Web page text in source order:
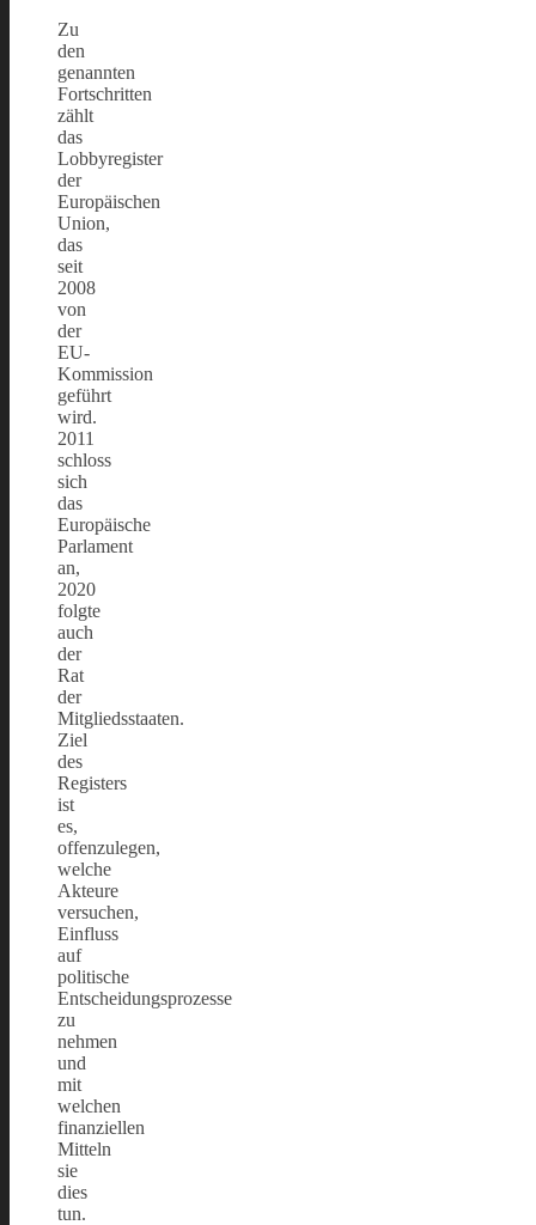
Zu
den
genannten
Fortschritten
zählt
das
Lobbyregister
der
Europäischen
Union,
das
seit
2008
von
der
EU-
Kommission
geführt
wird.
2011
schloss
sich
das
Europäische
Parlament
an,
2020
folgte
auch
der
Rat
der
Mitgliedsstaaten.
Ziel
des
Registers
ist
es,
offenzulegen,
welche
Akteure
versuchen,
Einfluss
auf
politische
Entscheidungsprozesse
zu
nehmen
und
mit
welchen
finanziellen
Mitteln
sie
dies
tun.